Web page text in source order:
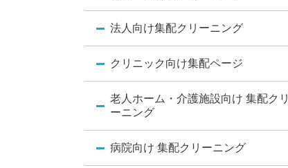
法人向け集配クリーニング
クリニック向け集配ページ
老人ホーム・介護施設向け 集配クリ
ーニング
病院向け 集配クリーニング